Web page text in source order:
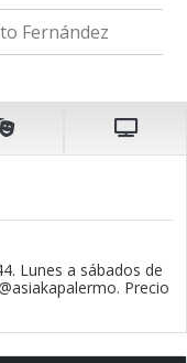
Fernández
Lunes a sábados de
Precio